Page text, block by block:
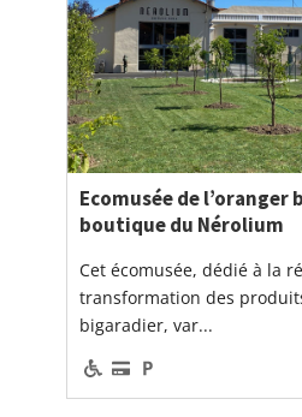
Ecomusée de
boutique du Nérolium
Cet écomusée, dédié à la
transformation des
bigaradier, var...